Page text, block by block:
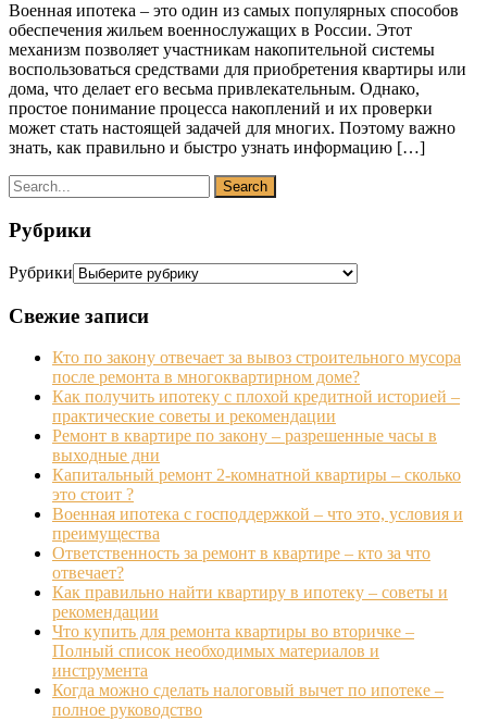
Военная ипотека – это один из самых популярных способов
обеспечения жильем военнослужащих в России. Этот
механизм позволяет участникам накопительной системы
воспользоваться средствами для приобретения квартиры или
дома, что делает его весьма привлекательным. Однако,
простое понимание процесса накоплений и их проверки
может стать настоящей задачей для многих. Поэтому важно
знать, как правильно и быстро узнать информацию […]
Рубрики
Рубрики
Свежие записи
Кто по закону отвечает за вывоз строительного мусора
после ремонта в многоквартирном доме?
Как получить ипотеку с плохой кредитной историей –
практические советы и рекомендации
Ремонт в квартире по закону – разрешенные часы в
выходные дни
Капитальный ремонт 2-комнатной квартиры – сколько
это стоит ?
Военная ипотека с господдержкой – что это, условия и
преимущества
Ответственность за ремонт в квартире – кто за что
отвечает?
Как правильно найти квартиру в ипотеку – советы и
рекомендации
Что купить для ремонта квартиры во вторичке –
Полный список необходимых материалов и
инструмента
Когда можно сделать налоговый вычет по ипотеке –
полное руководство